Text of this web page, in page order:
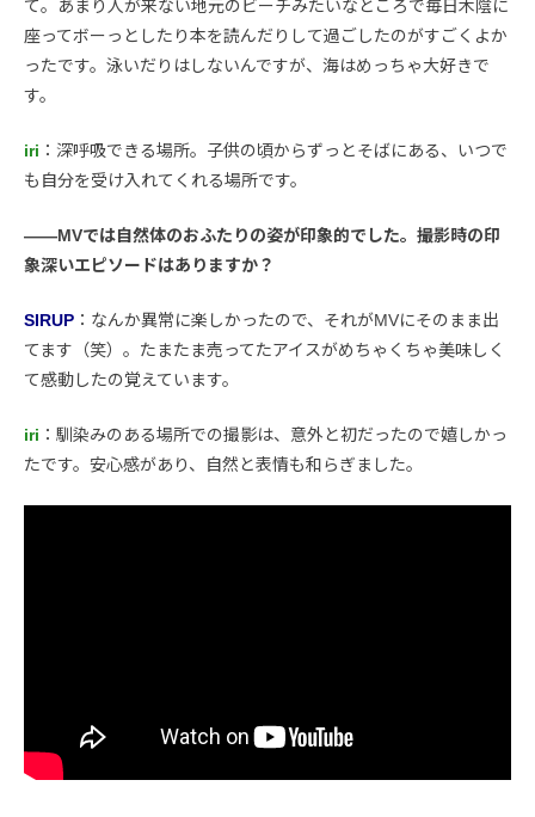
て。あまり人が来ない地元のビーチみたいなところで毎日木陰に
座ってボーっとしたり本を読んだりして過ごしたのがすごくよか
ったです。泳いだりはしないんですが、海はめっちゃ大好きで
す。
iri ：深呼吸できる場所。子供の頃からずっとそばにある、いつで
も自分を受け入れてくれる場所です。
――MVでは自然体のおふたりの姿が印象的でした。撮影時の印
象深いエピソードはありますか？
SIRUP ：なんか異常に楽しかったので、それがMVにそのまま出
てます（笑）。たまたま売ってたアイスがめちゃくちゃ美味しく
て感動したの覚えています。
iri ：馴染みのある場所での撮影は、意外と初だったので嬉しかっ
たです。安心感があり、自然と表情も和らぎました。